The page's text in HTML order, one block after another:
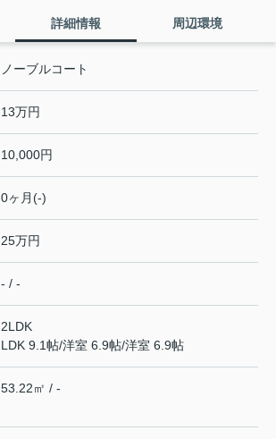
詳細情報 周辺環境
ノーブルコート
13万円
10,000円
0ヶ月(-)
25万円
- / -
2LDK
LDK 9.1帖/洋室 6.9帖/洋室 6.9帖
53.22㎡ / -